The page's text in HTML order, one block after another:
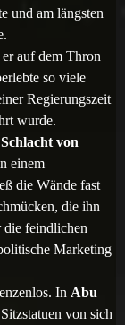
und am längsten
auf dem Thron
so viele
Regierungszeit
wurde.
Schlacht von
einem
die Wände fast
die ihn
die feindlichen
Marketing
In Abu
von sich